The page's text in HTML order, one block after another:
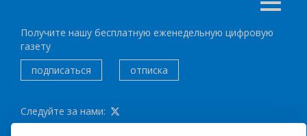
Получите нашу бесплатную еженедельную цифровую
газету
подписаться
отписка
Следуйте за нами: